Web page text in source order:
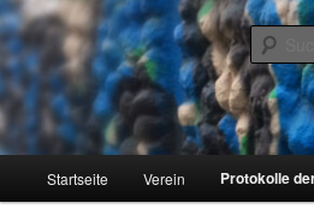
Zum
primären
Inhalt
springen
Informationen über den
Stadtteil Sternschanze
Startseite Verein Protokolle